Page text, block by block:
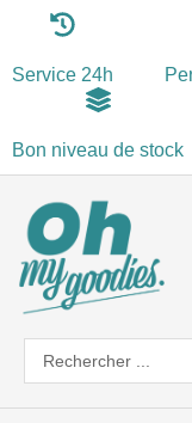
contenu
Service 24h
Bon niveau de stock
Search
...